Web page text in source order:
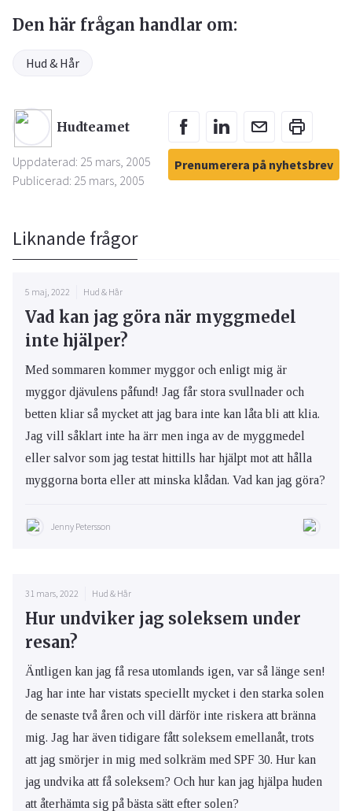
Den här frågan handlar om:
Hud & Hår
Hudteamet
Uppdaterad: 25 mars, 2005
Publicerad: 25 mars, 2005
Prenumerera på nyhetsbrev
Liknande frågor
5 maj, 2022 Hud & Hår
Vad kan jag göra när myggmedel
inte hjälper?
Med sommaren kommer myggor och enligt mig är
myggor djävulens påfund! Jag får stora svullnader och
betten kliar så mycket att jag bara inte kan låta bli att klia.
Jag vill såklart inte ha ärr men inga av de myggmedel
eller salvor som jag testat hittills har hjälpt mot att hålla
myggorna borta eller att minska klådan. Vad kan jag göra?
Jenny Petersson
31 mars, 2022 Hud & Hår
Hur undviker jag soleksem under
resan?
Äntligen kan jag få resa utomlands igen, var så länge sen!
Jag har inte har vistats speciellt mycket i den starka solen
de senaste två åren och vill därför inte riskera att bränna
mig. Jag har även tidigare fått soleksem emellanåt, trots
att jag smörjer in mig med solkräm med SPF 30. Hur kan
jag undvika att få soleksem? Och hur kan jag hjälpa huden
att återhämta sig på bästa sätt efter solen?